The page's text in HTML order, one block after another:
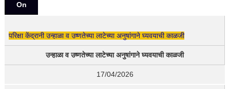
On
परिक्षा केंद्रानी उन्हाळा व उष्णतेच्या लाटेच्या अनुषांगाने घ्यवयाची काळजी
उन्हाळा व उष्णतेच्या लाटेच्या अनुषांगाने घ्यवयाची काळजी
17/04/2026